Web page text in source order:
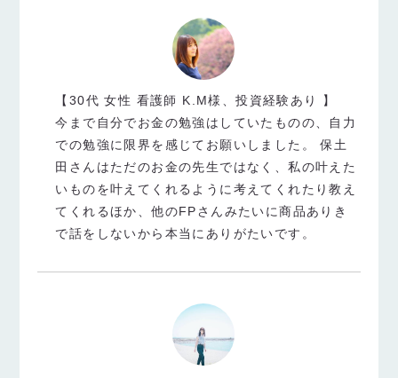
【30代 女性 看護師 K.M様、投資経験あり 】
今まで自分でお金の勉強はしていたものの、自力
での勉強に限界を感じてお願いしました。 保土
田さんはただのお金の先生ではなく、私の叶えた
いものを叶えてくれるように考えてくれたり教え
てくれるほか、他のFPさんみたいに商品ありき
で話をしないから本当にありがたいです。